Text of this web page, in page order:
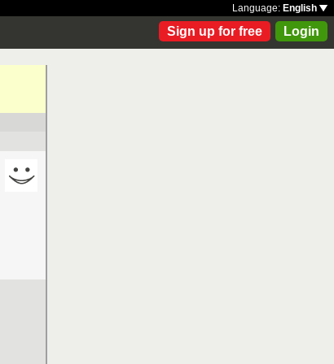
Language: English
Sign up for free Login